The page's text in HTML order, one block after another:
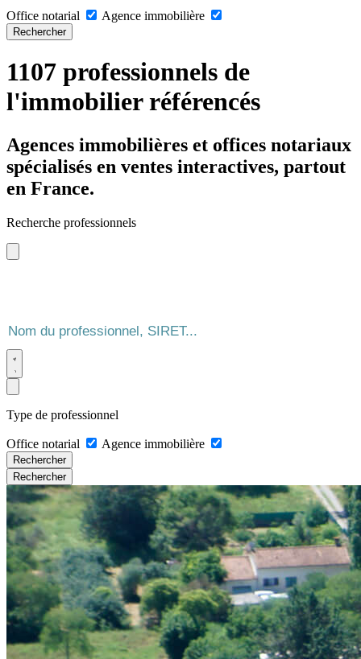
Office notarial Agence immobilière
Rechercher
1107 professionnels de
l'immobilier référencés
Agences immobilières et offices notariaux
spécialisés en ventes interactives, partout
en France.
Recherche professionnels
Type de professionnel
Office notarial Agence immobilière
Rechercher
Rechercher